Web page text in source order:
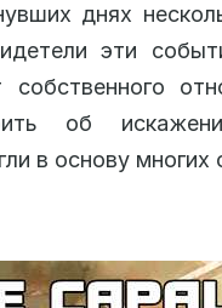
днях
эти
собственного
об
в основу многих